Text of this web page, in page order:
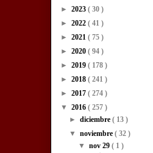
► 2023 ( 30 )
► 2022 ( 41 )
► 2021 ( 75 )
► 2020 ( 94 )
► 2019 ( 178 )
► 2018 ( 241 )
► 2017 ( 274 )
▼ 2016 ( 257 )
►diciembre( 13 )
▼noviembre( 32 )
▼ nov 29 ( 1 )